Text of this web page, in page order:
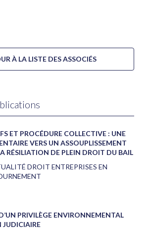
À LA LISTE DES ASSOCIÉS
ET PROCÉDURE COLLECTIVE : UNE
VERS UN ASSOUPLISSEMENT
RÉSILIATION DE PLEIN DROIT DU BAIL
DROIT ENTREPRISES EN
PRIVILÈGE ENVIRONNEMENTAL
JUDICIAIRE